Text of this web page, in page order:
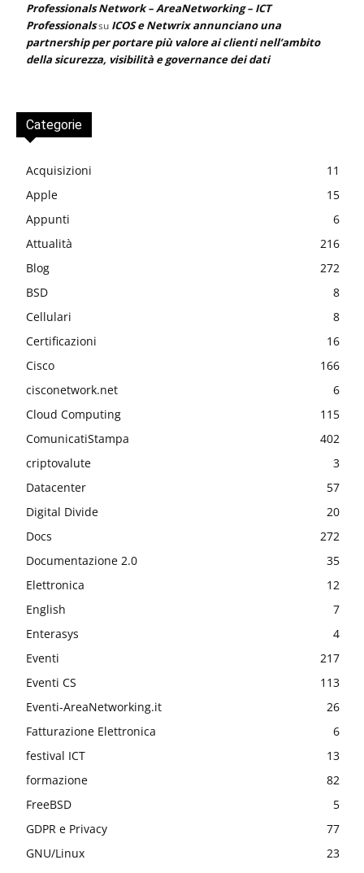
Professionals Network – AreaNetworking – ICT
Professionalssu ICOS e Netwrix annunciano una
partnership per portare più valore ai clienti nell’ambito
della sicurezza, visibilità e governance dei dati
Categorie
Acquisizioni
11
Apple
15
Appunti
6
Attualità
216
Blog
272
BSD
8
Cellulari
8
Certificazioni
16
Cisco
166
cisconetwork.net
6
Cloud Computing
115
ComunicatiStampa
402
criptovalute
3
Datacenter
57
Digital Divide
20
Docs
272
Documentazione 2.0
35
Elettronica
12
English
7
Enterasys
4
Eventi
217
Eventi CS
113
Eventi-AreaNetworking.it
26
Fatturazione Elettronica
6
festival ICT
13
formazione
82
FreeBSD
5
GDPR e Privacy
77
GNU/Linux
23